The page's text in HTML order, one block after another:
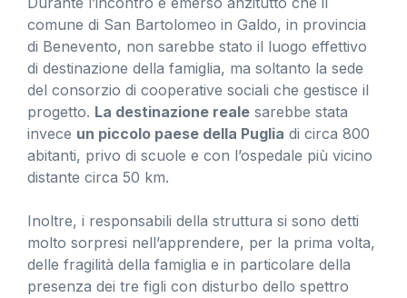
comune di San Bartolomeo in Galdo, in provincia
di Benevento, non sarebbe stato il luogo effettivo
di destinazione della famiglia, ma soltanto la sede
del consorzio di cooperative sociali che gestisce il
progetto. La destinazione reale sarebbe stata
invece un piccolo paese della Puglia di circa 800
abitanti, privo di scuole e con l’ospedale più vicino
distante circa 50 km.
Inoltre, i responsabili della struttura si sono detti
molto sorpresi nell’apprendere, per la prima volta,
delle fragilità della famiglia e in particolare della
presenza dei tre figli con disturbo dello spettro